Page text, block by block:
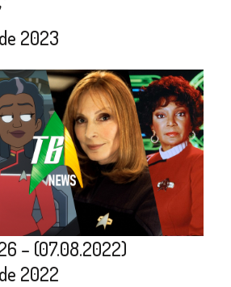
2023
– (07.08.2022)
2022